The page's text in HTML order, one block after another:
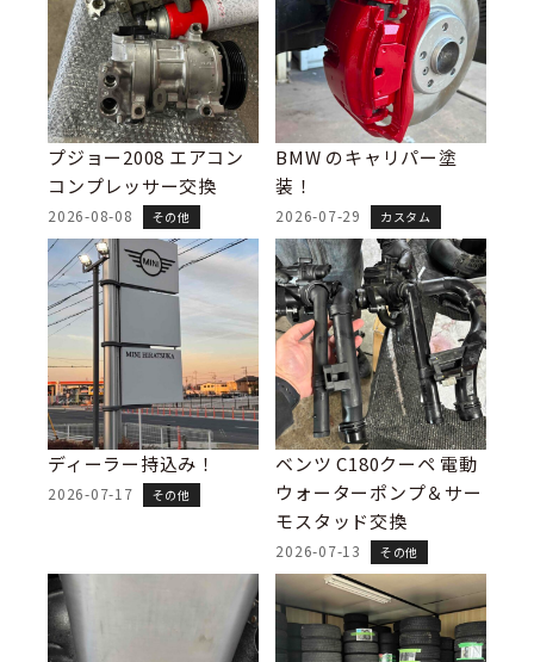
プジョー2008 エアコン
コンプレッサー交換
2026-08-08 その他
BMW のキャリパー塗
装！
2026-07-29 カスタム
ディーラー持込み！
2026-07-17 その他
ベンツ C180クーペ 電動
ウォーターポンプ＆サー
モスタッド交換
2026-07-13 その他